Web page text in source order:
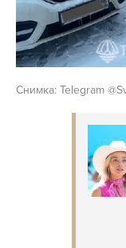
Снимка: Telegram